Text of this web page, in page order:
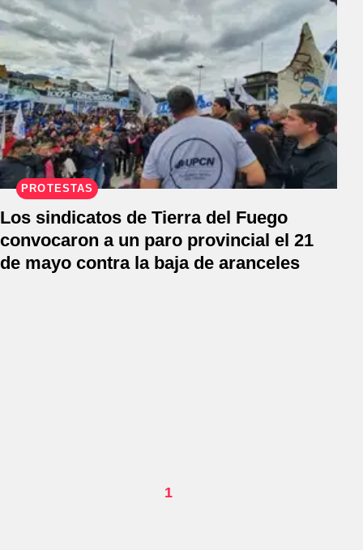
PROTESTAS
Los sindicatos de Tierra del Fuego
convocaron a un paro provincial el 21
de mayo contra la baja de aranceles
1